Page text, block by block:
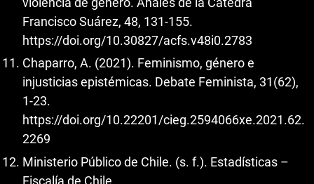
Francisco Suárez, 48, 131-155.
https://doi.org/10.30827/acfs.v48i0.2783
Chaparro, A. (2021). Feminismo, género e
injusticias epistémicas. Debate Feminista, 31(62),
1-23.
https://doi.org/10.22201/cieg.2594066xe.2021.62.
2269
Ministerio Público de Chile. (s. f.). Estadísticas –
Fiscalía de Chile.